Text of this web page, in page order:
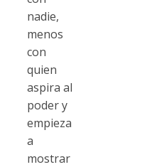
nadie,
menos
con
quien
aspira al
poder y
empieza
a
mostrar